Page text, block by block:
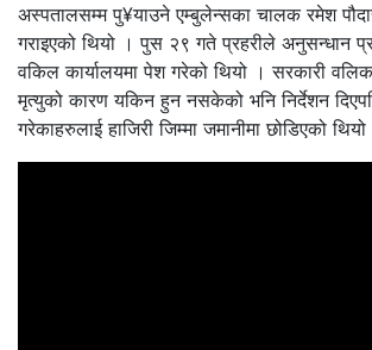
अस्पतालसम्म पु¥याउने एम्बुलेन्सका चालक रमेश
गराइएको थियो । पुस २९ गते प्रहरीले अनुसन्धान
वकिल कार्यालयमा पेश गरेको थियो । सरकारी
मृत्युको कारण यकिन हुन नसकेको भनि निर्देशन
गरेकाहरुलाई हाजिरी जिम्मा जमानीमा छोडिएको थियो